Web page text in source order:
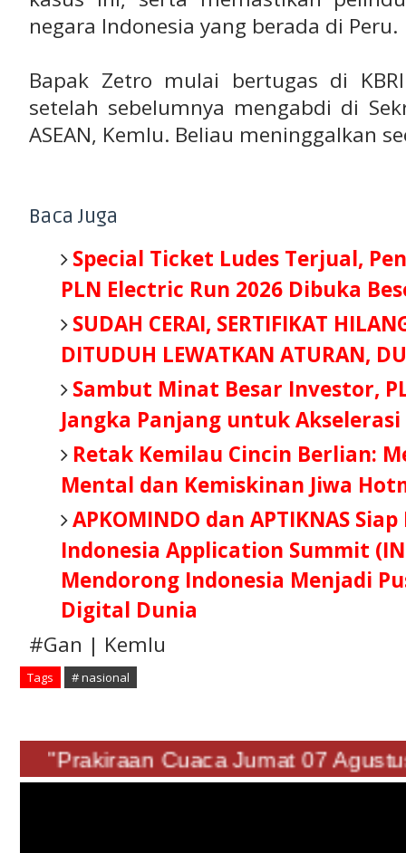
negara Indonesia yang berada di Peru.
Bapak Zetro mulai bertugas di
setelah sebelumnya mengabdi di
ASEAN, Kemlu. Beliau meninggalkan
Baca Juga
Special Ticket Ludes Terjual,
PLN Electric Run 2026 Dibuka
SUDAH CERAI, SERTIFIKAT
DITUDUH LEWATKAN ATURAN,
Sambut Minat Besar Investor,
Jangka Panjang untuk Akselerasi
Retak Kemilau Cincin Berlian:
Mental dan Kemiskinan Jiwa
APKOMINDO dan APTIKNAS
Indonesia Application Summit
Mendorong Indonesia Menjadi
Digital Dunia
#Gan | Kemlu
Tags # nasional
"Prakiraan Cuaca Jumat 07